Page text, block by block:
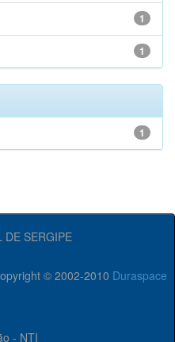
1
1
1
DE SERGIPE
© 2002-2010 Duraspace
- NTI